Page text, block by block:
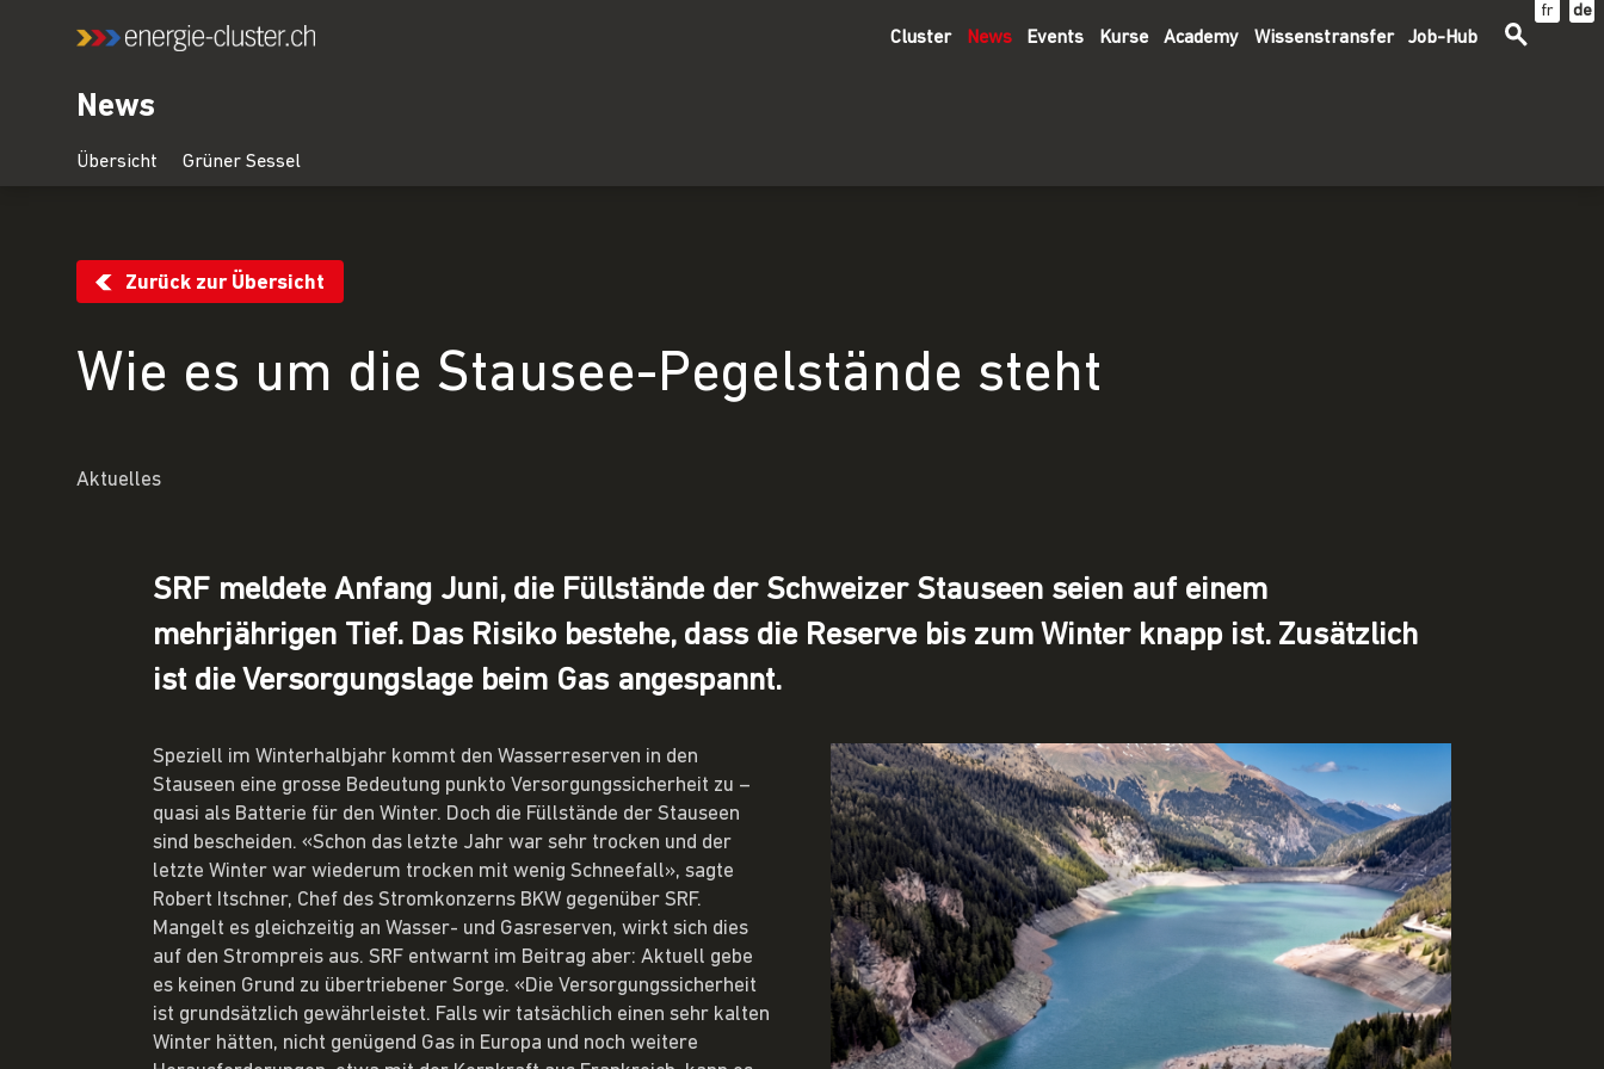
Cluster News Events Kurse Academy Wissenstransfer Job-Hub
News
fr de
Zurück zur Übersicht
Wie es um die Stausee-Pegelstände steht
Aktuelles
SRF meldete Anfang Juni, die Füllstände der Schweizer Stauseen seien auf einem
mehrjährigen Tief. Das Risiko bestehe, dass die Reserve bis zum Winter knapp ist. Zusätzlich
ist die Versorgungslage beim Gas angespannt.
Speziell im Winterhalbjahr kommt den Wasserreserven in den
Stauseen eine grosse Bedeutung punkto Versorgungssicherheit zu –
quasi als Batterie für den Winter. Doch die Füllstände der Stauseen
sind bescheiden. «Schon das letzte Jahr war sehr trocken und der
letzte Winter war wiederum trocken mit wenig Schneefall», sagte
Robert Itschner, Chef des Stromkonzerns BKW gegenüber SRF.
Mangelt es gleichzeitig an Wasser- und Gasreserven, wirkt sich dies
auf den Strompreis aus. SRF entwarnt im Beitrag aber: Aktuell gebe
es keinen Grund zu übertriebener Sorge. «Die Versorgungssicherheit
ist grundsätzlich gewährleistet. Falls wir tatsächlich einen sehr kalten
Winter hätten, nicht genügend Gas in Europa und noch weitere